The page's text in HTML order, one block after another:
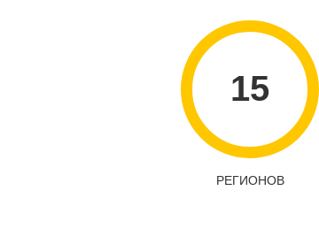
15
РЕГИОНОВ